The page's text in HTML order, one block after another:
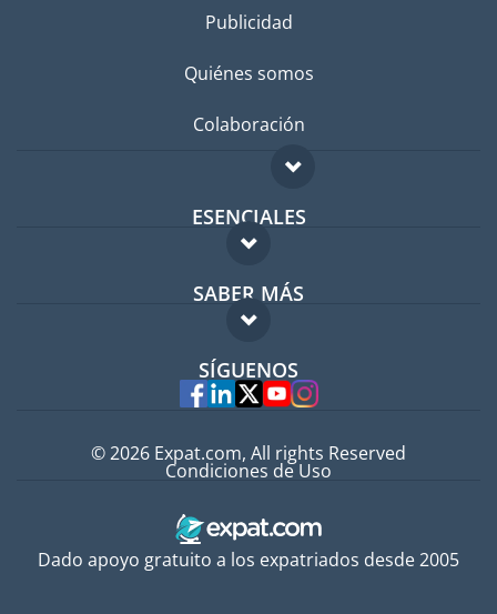
Publicidad
Quiénes somos
Colaboración
ESENCIALES
Foro para expatriados
Guía para expatriados
Trabajos en el extranjero
SABER MÁS
FAQ
Expertos
SÍGUENOS
Dado apoyo gratuito a los expatriados desde 2005
© 2026 Expat.com, All rights Reserved
Condiciones de Uso